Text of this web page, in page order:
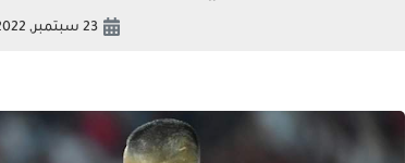
23 سبتمبر, 2022